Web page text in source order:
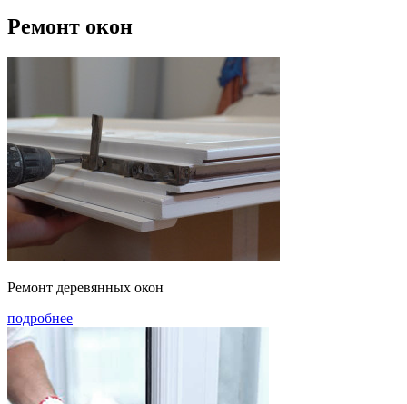
Ремонт окон
Ремонт деревянных окон
подробнее